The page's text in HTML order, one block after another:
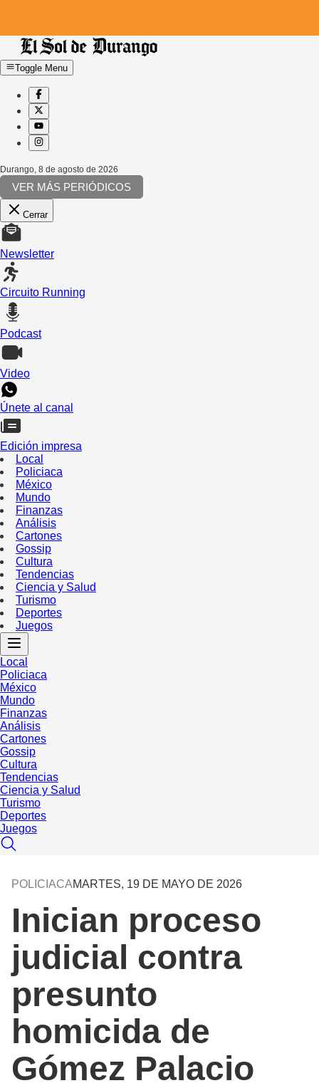
Toggle Menu
Durango 8 de agosto de 2026
VER MÁS PERIÓDICOS
Cerrar
Newsletter
Circuito Running
Podcast
Video
Únete al canal
Edición impresa
Local
Policiaca
México
Mundo
Finanzas
Análisis
Cartones
Gossip
Cultura
Tendencias
Ciencia y Salud
Turismo
Deportes
Juegos
Local
Policiaca
México
Mundo
Finanzas
Análisis
Cartones
Gossip
Cultura
Tendencias
Ciencia y Salud
Turismo
Deportes
Juegos
POLICIACAMARTES, 19 DE MAYO DE 2026
Inician proceso
judicial contra
presunto
homicida de
Gómez Palacio